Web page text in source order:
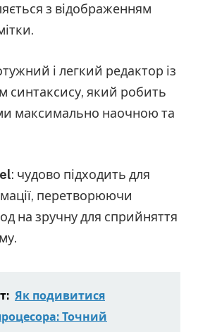
з відображенням
і легкий редактор із
синтаксису, який робить
максимально наочною та
: чудово підходить для
перетворюючи
на зручну для сприйняття
Як подивитися
Точний